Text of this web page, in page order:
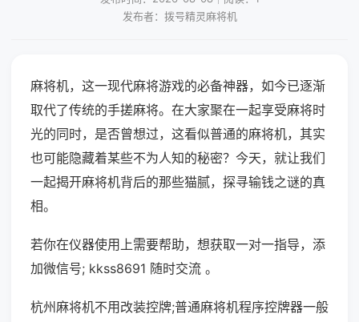
发布者：拨号精灵麻将机
麻将机，这一现代麻将游戏的必备神器，如今已逐渐
取代了传统的手搓麻将。在大家聚在一起享受麻将时
光的同时，是否曾想过，这看似普通的麻将机，其实
也可能隐藏着某些不为人知的秘密？今天，就让我们
一起揭开麻将机背后的那些猫腻，探寻输钱之谜的真
相。
若你在仪器使用上需要帮助，想获取一对一指导，添
加微信号; kkss8691 随时交流 。
杭州麻将机不用改装控牌;普通麻将机程序控牌器一般